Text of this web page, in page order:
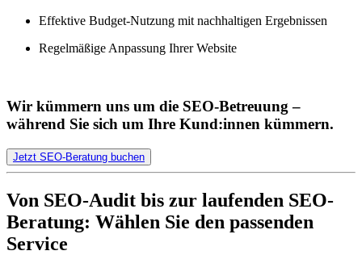
Effektive Budget-Nutzung mit nachhaltigen Ergebnissen
Regelmäßige Anpassung Ihrer Website
Wir kümmern uns um die SEO-Betreuung –
während Sie sich um Ihre Kund:innen kümmern.
Jetzt SEO-Beratung buchen
Von SEO-Audit bis zur laufenden SEO-
Beratung: Wählen Sie den passenden
Service